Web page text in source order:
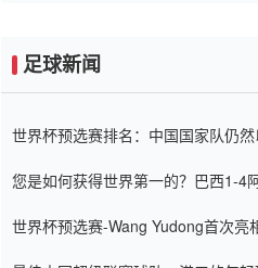
足球新闻
世界杯预选赛排名：中国国家队仍
您是如何获得世界第一的？巴西1-4
世界杯预选赛-Wang Yudong首次亮